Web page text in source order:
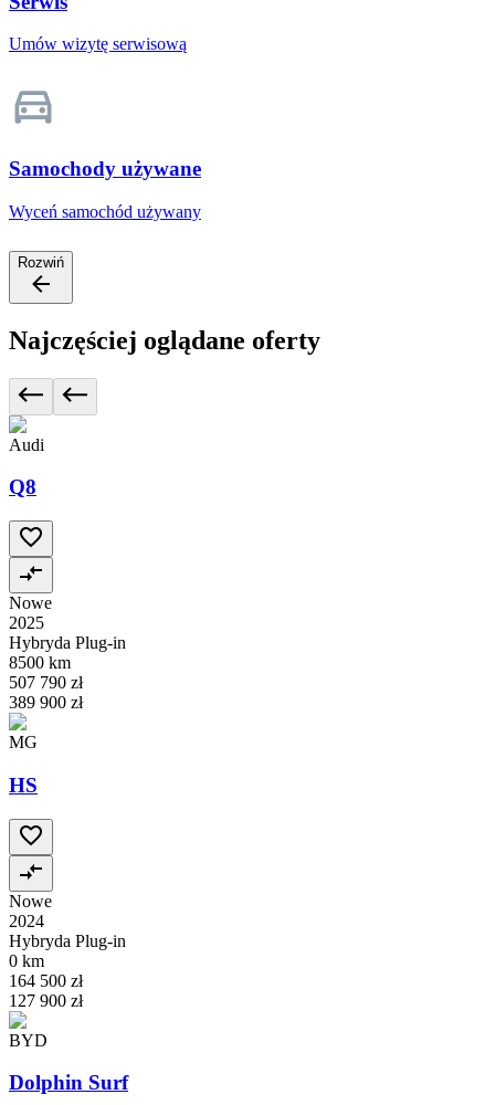
Umów wizytę serwisową
Samochody używane
Wyceń samochód używany
Rozwiń
Najczęściej oglądane oferty
Audi
Q8
Nowe
2025
Hybryda Plug-in
8500 km
507 790 zł
389 900 zł
MG
HS
Nowe
2024
Hybryda Plug-in
0 km
164 500 zł
127 900 zł
BYD
Dolphin Surf